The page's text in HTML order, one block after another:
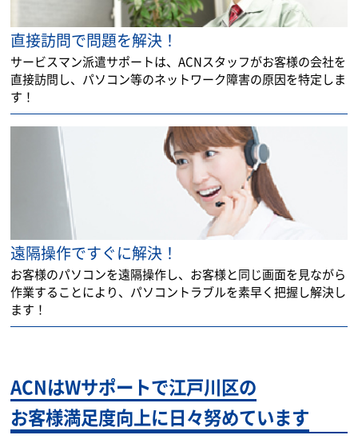
直接訪問で問題を解決！
サービスマン派遣サポートは、ACNスタッフがお客様の会社を
直接訪問し、パソコン等のネットワーク障害の原因を特定しま
す！
遠隔操作ですぐに解決！
お客様のパソコンを遠隔操作し、お客様と同じ画面を見ながら
作業することにより、パソコントラブルを素早く把握し解決し
ます！
ACNはWサポートで江戸川区の
お客様満足度向上に日々努めています